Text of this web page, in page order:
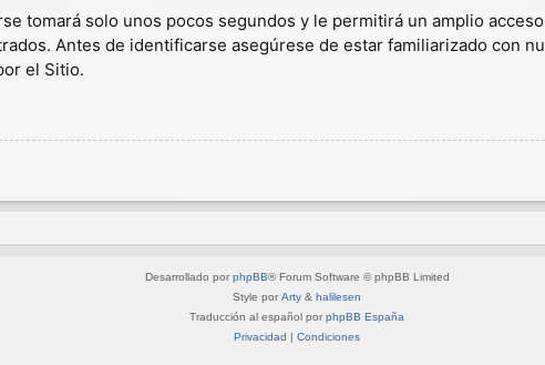
tomará solo unos pocos segundos y le permitirá un amplio
Antes de identificarse asegúrese de estar familiarizado con
el Sitio.
Desarrollado por phpBB® Forum Software © phpBB Limited
Style por Arty & halilesen
Traducción al español por phpBB España
Privacidad | Condiciones